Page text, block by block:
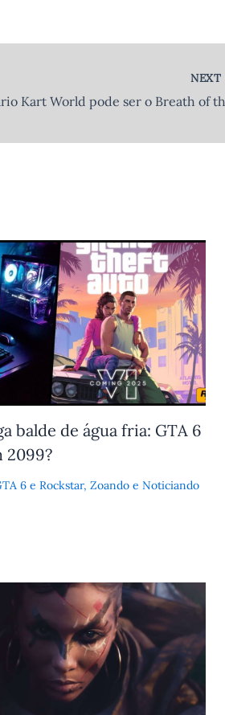
NEXT
balde de água fria: GTA 6
2099?
6 e Rockstar, Zoando e Noticiando